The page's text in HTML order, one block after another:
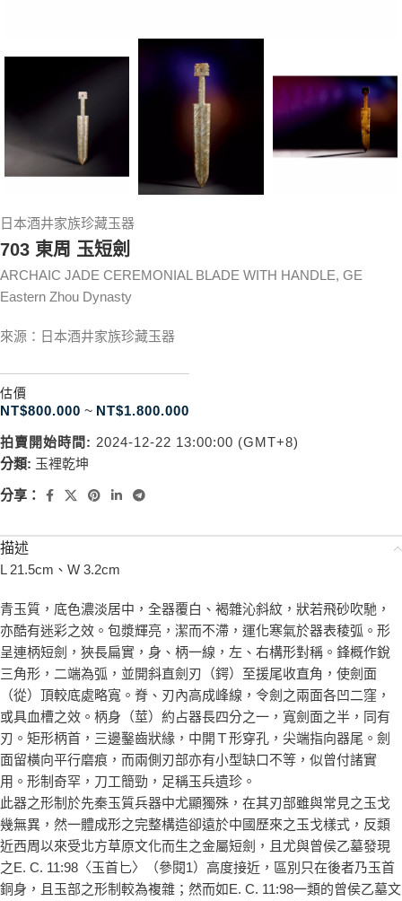
日本酒井家族珍藏玉器
703 東周 玉短劍
ARCHAIC JADE CEREMONIAL BLADE WITH HANDLE, GE
Eastern Zhou Dynasty
來源：日本酒井家族珍藏玉器
估價
NT$800.000 ~ NT$1.800.000
拍賣開始時間: 2024-12-22 13:00:00 (GMT+8)
分類: 玉裡乾坤
分享：
描述
L 21.5cm、W 3.2cm
青玉質，底色濃淡居中，全器覆白、褐雜沁斜紋，狀若飛砂吹馳，
亦酷有迷彩之效。包漿輝亮，潔而不滯，運化寒氣於器表稜弧。形
呈連柄短劍，狹長扁實，身、柄一線，左、右構形對稱。鋒概作銳
三角形，二端為弧，並開斜直劍刃（鍔）至援尾收直角，使劍面
（從）頂較底處略寬。脊、刃內高成峰線，令劍之兩面各凹二窪，
或具血槽之效。柄身（莖）約占器長四分之一，寬劍面之半，同有
刃。矩形柄首，三邊鑿齒狀緣，中開Ｔ形穿孔，尖端指向器尾。劍
面留橫向平行磨痕，而兩側刃部亦有小型缺口不等，似曾付諸實
用。形制奇罕，刀工簡勁，足稱玉兵遺珍。
此器之形制於先秦玉質兵器中尤顯獨殊，在其刃部雖與常見之玉戈
幾無異，然一體成形之完整構造卻遠於中國歷來之玉戈樣式，反類
近西周以來受北方草原文化而生之金屬短劍，且尤與曾侯乙墓發現
之E. C. 11:98〈玉首匕〉（參閱1）高度接近，區別只在後者乃玉首
銅身，且玉部之形制較為複雜；然而如E. C. 11:98一類的曾侯乙墓文